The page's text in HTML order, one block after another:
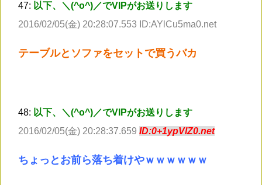
47: 以下、＼(^o^)／でVIPがお送りします
2016/02/05(金) 20:28:07.553 ID:AYlCu5ma0.net
テーブルとソファをセットで買うバカ
48: 以下、＼(^o^)／でVIPがお送りします
2016/02/05(金) 20:28:37.659 ID:0+1ypVlZ0.net
ちょっとお前ら落ち着けやｗｗｗｗｗｗ